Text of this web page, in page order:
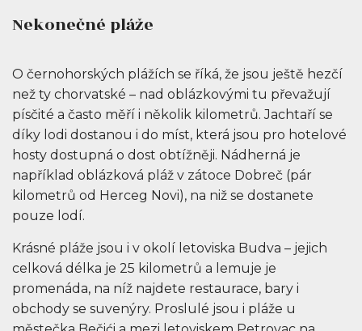
Nekonečné pláže
O černohorských plážích se říká, že jsou ještě hezčí
než ty chorvatské – nad oblázkovými tu převažují
písčité a často měří i několik kilometrů. Jachtaří se
díky lodi dostanou i do míst, která jsou pro hotelové
hosty dostupná o dost obtížněji. Nádherná je
například oblázková pláž v zátoce Dobreč (pár
kilometrů od Herceg Novi), na niž se dostanete
pouze lodí.
Krásné pláže jsou i v okolí letoviska Budva – jejich
celková délka je 25 kilometrů a lemuje je
promenáda, na níž najdete restaurace, bary i
obchody se suvenýry. Proslulé jsou i pláže u